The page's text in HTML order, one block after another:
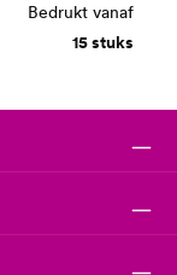
Bedrukt vanaf
15 stuks